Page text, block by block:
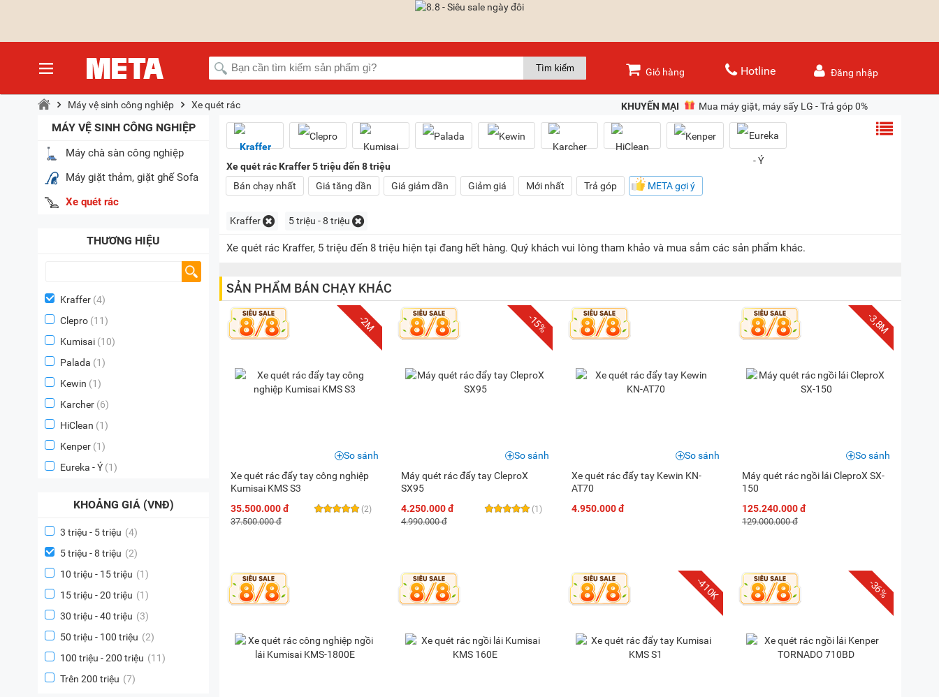
Đăng nhập
Giỏ hàng Hotline
KHUYẾN MẠI Mua máy giặt, máy sấy LG - Trả góp 0%
Máy vệ sinh công nghiệp Xe quét rác
MÁY VỆ SINH CÔNG NGHIỆP
Máy chà sàn công nghiệp
Máy giặt thảm, giặt ghế Sofa
Xe quét rác
THƯƠNG HIỆU
Kraffer (4)
Clepro (11)
Kumisai (10)
Palada (1)
Kewin (1)
Karcher (6)
HiClean (1)
Kenper (1)
Eureka - Ý (1)
KHOẢNG GIÁ (VNĐ)
3 triệu - 5 triệu (4)
5 triệu - 8 triệu (2)
10 triệu - 15 triệu (1)
15 triệu - 20 triệu (1)
30 triệu - 40 triệu (3)
50 triệu - 100 triệu (2)
100 triệu - 200 triệu (11)
Trên 200 triệu (7)
Xe quét rác Kraffer 5 triệu đến 8 triệu
Bán chạy nhất
Giá tăng dần Giá giảm dần Giảm giá Mới nhất Trả góp META gợi ý
Kraffer 5 triệu - 8 triệu
Xe quét rác Kraffer, 5 triệu đến 8 triệu hiện tại đang hết hàng. Quý khách vui lòng tham khảo và mua sắm các sản phẩm khác.
SẢN PHẨM BÁN CHẠY KHÁC
-2M
Xe quét rác đẩy tay công nghiệp
Kumisai KMS S3
(2)
35.500.000 đ
37.500.000 đ
So sánh
-15%
Máy quét rác đẩy tay CleproX
SX95
(1)
4.250.000 đ
4.990.000 đ
So sánh
Xe quét rác đẩy tay Kewin KN-
AT70
4.950.000 đ
So sánh
-3,8M
Máy quét rác ngồi lái CleproX SX-
150
125.240.000 đ
129.000.000 đ
So sánh
-410K -36%